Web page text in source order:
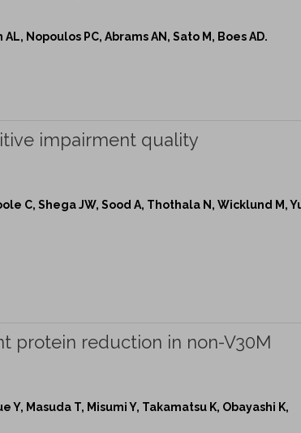
Nopoulos PC, Abrams AN, Sato M, Boes AD.
impairment quality
C, Shega JW, Sood A, Thothala N, Wicklund M,
protein reduction in non-V30M
Y, Masuda T, Misumi Y, Takamatsu K, Obayashi K,